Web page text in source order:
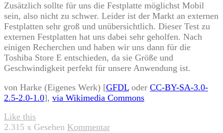
Zusätzlich sollte für uns die Festplatte möglichst Mobil
sein, also nicht zu schwer. Leider ist der Markt an externen
Festplatten sehr groß und unübersichtlich. Dieser Test zu
externen Festplatten hat uns dabei sehr geholfen. Nach
einigen Recherchen und haben wir uns dann für die
Toshiba Store E entschieden, da sie Größe und
Geschwindigkeit perfekt für unsere Anwendung ist.
von Harke (Eigenes Werk) [GFDL oder CC-BY-SA-3.0-
2.5-2.0-1.0], via Wikimedia Commons
Like this
2.315 x Gesehen Kommentar